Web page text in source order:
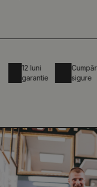
12 luni
garantie
Cumpărături
sigure